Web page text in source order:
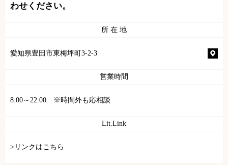
わせください。
所 在 地
愛知県豊田市東梅坪町3-2-3
営業時間
8:00～22:00 ※時間外も応相談
Lit.Link
>リンクはこちら